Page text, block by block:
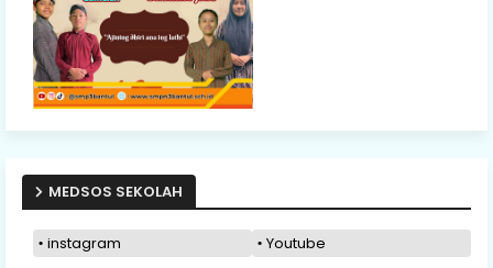
MEDSOS SEKOLAH
instagram Youtube